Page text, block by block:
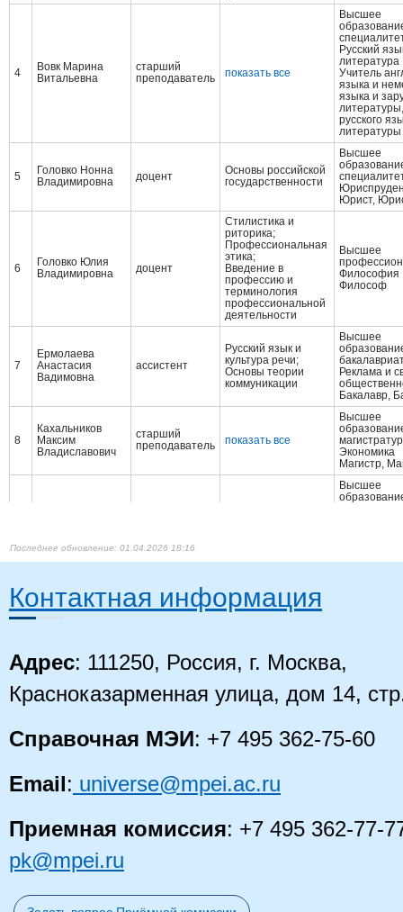
4
Вовк Марина
Витальевна
старший
преподаватель
показать все
Высшее
Русский
литература
Учитель
языка и
языка и
русского
литературы
5
Головко Нонна
Владимировна
доцент
Основы российской
государственности
Высшее
Юрист,
6
Головко Юлия
Владимировна
доцент
Стилистика и
риторика;
Профессиональная
этика;
Введение в
профессию и
терминология
профессиональной
деятельности
Высшее
Философия
Философ
7
Ермолаева
Анастасия
Вадимовна
ассистент
Русский язык и
культура речи;
Основы теории
коммуникации
Высшее
Реклама и
Бакалавр,
8
Кахальников
Максим
Владиславович
старший
преподаватель
показать все
Высшее
Экономика
Магистр,
Николаевич
Высшее
10
Колесникова
Викторовна
Анализ
деятельности
организации
анализ и
Экономист,
11
Курилов Сергей
заведующий
Стилистика и
профессию и
терминология
01.04.2026 18:16
Контактная информация
Адрес: 111250, Россия, г. Москва,
Красноказарменная улица, дом 14,
Справочная МЭИ: +7 495 362-75-60
Email: universe@mpei.ac.ru
Приемная комиссия: +7 495 362-77-
pk@mpei.ru